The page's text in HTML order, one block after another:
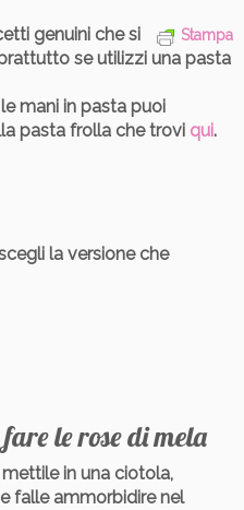
Stampa
genuini che si
se utilizzi una pasta
mani in pasta puoi
pasta frolla che trovi qui.
la versione che
le rose di mela
in una ciotola,
falle ammorbidire nel